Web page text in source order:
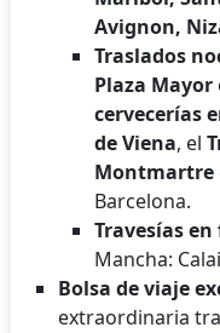
Avignon,
Traslados
Plaza Mayor
cervecerías
de Viena, el
Montmartre
Barcelona.
Travesías
Mancha:
Bolsa de viaje
extraordinaria